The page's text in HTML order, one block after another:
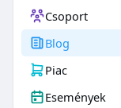
Csoport
Blog
Piac
Események